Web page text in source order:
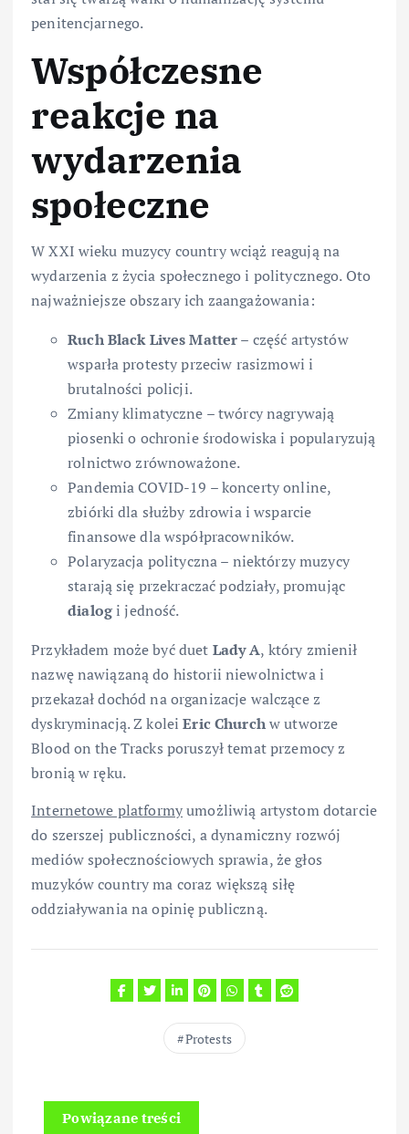
penitencjarnego.
Współczesne
reakcje na
wydarzenia
społeczne
W XXI wieku muzycy country wciąż reagują na
wydarzenia z życia społecznego i politycznego. Oto
najważniejsze obszary ich zaangażowania:
Ruch Black Lives Matter– część artystów
wsparła protesty przeciw rasizmowi i
brutalności policji.
Zmiany klimatyczne – twórcy nagrywają
piosenki o ochronie środowiska i popularyzują
rolnictwo zrównoważone.
Pandemia COVID-19 – koncerty online,
zbiórki dla służby zdrowia i wsparcie
finansowe dla współpracowników.
Polaryzacja polityczna – niektórzy muzycy
starają się przekraczać podziały, promując
dialogi jedność.
Przykładem może być duet Lady A, który zmienił
nazwę nawiązaną do historii niewolnictwa i
przekazał dochód na organizacje walczące z
dyskryminacją. Z koleiEric Churchw utworze
Blood on the Tracks poruszył temat przemocy z
bronią w ręku.
Internetowe platformyumożliwią artystom dotarcie
do szerszej publiczności, a dynamiczny rozwój
mediów społecznościowych sprawia, że głos
muzyków country ma coraz większą siłę
oddziaływania na opinię publiczną.
Protests
Powiązane treści